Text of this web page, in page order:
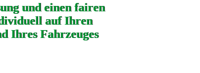
und einen fairen
auf Ihren
Ihres Fahrzeuges